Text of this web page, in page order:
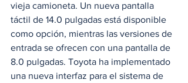
vieja camioneta. Un nueva pantalla
táctil de 14.0 pulgadas está disponible
como opción, mientras las versiones de
entrada se ofrecen con una pantalla de
8.0 pulgadas. Toyota ha implementado
una nueva interfaz para el sistema de